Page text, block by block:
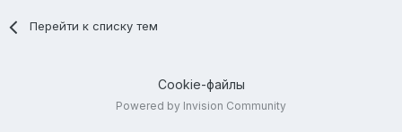
Перейти к списку тем
Cookie-файлы
Powered by Invision Community